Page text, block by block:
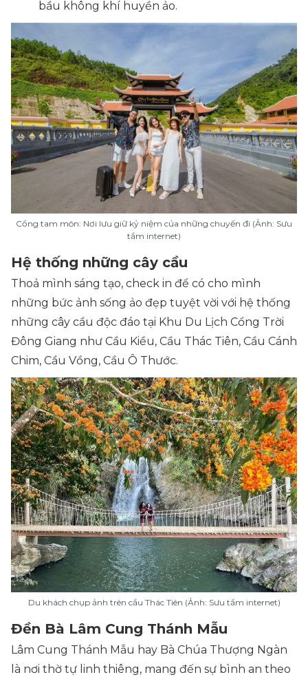
bầu không khí huyền ảo.
Cổng tam môn: Nơi lưu giữ kỷ niệm của những chuyến đi (Ảnh: Sưu
tầm internet)
Hệ thống những cây cầu
Thoả mình sáng tạo, check in để có cho mình
những bức ảnh sống ảo đẹp tuyệt vời với hệ thống
những cây cầu độc đáo tại Khu Du Lịch Cổng Trời
Đông Giang như Cầu Kiều, Cầu Thác Tiên, Cầu Cánh
Chim, Cầu Vồng, Cầu Ô Thước.
Du khách chụp ảnh trên cầu Thác Tiên (Ảnh: Sưu tầm internet)
Đền Bà Lâm Cung Thánh Mẫu
Lâm Cung Thánh Mẫu hay Bà Chúa Thượng Ngàn
là nơi thờ tự linh thiêng, mang đến sự bình an theo